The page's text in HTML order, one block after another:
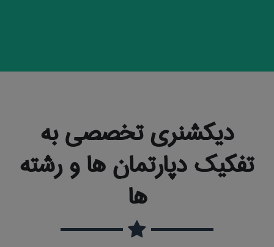
دیکشنری تخصصی به
تفکیک دپارتمان ها و رشته
ها